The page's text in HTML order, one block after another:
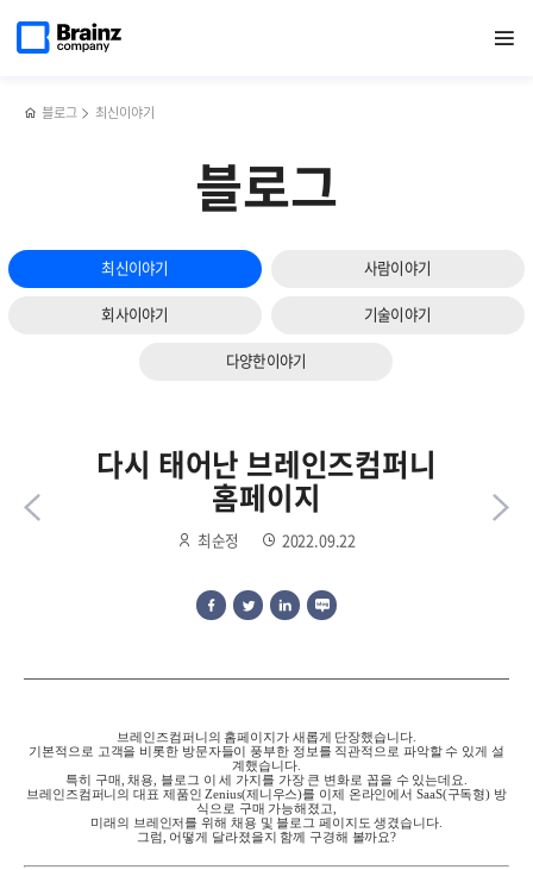
열기
페이지로
블로그 최신이야기
블로그
최신이야기 사람이야기
회사이야기 기술이야기
다양한이야기
개발
다시 태어난 브레인즈컴퍼니
홈페이지
최순정 2022.09.22
개발,
다재다능한
브레인즈컴퍼니의 홈페이지가 새롭게 단장했습니다.
기본적으로 고객을 비롯한 방문자들이 풍부한 정보를 직관적으로 파악할 수 있게 설
계했습니다.
특히 구매, 채용, 블로그 이 세 가지를 가장 큰 변화로 꼽을 수 있는데요.
브레인즈컴퍼니의 대표 제품인 Zenius(제니우스)를 이제 온라인에서 SaaS(구독형) 방
식으로 구매 가능해졌고,
미래의 브레인저를 위해 채용 및 블로그 페이지도 생겼습니다.
그럼, 어떻게 달라졌을지 함께 구경해 볼까요?
다음
슬라이드